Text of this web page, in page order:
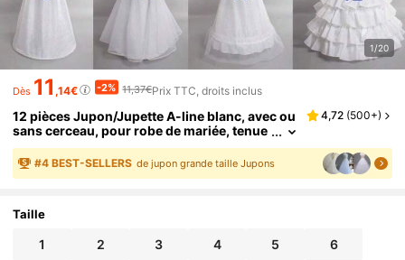
1/20
Dès 11 ,14€ -2% 11,37€Prix TTC, droits inclus
12 pièces Jupon/Jupette A-line blanc, avec ou
sans cerceau, pour robe de mariée, tenue
d'automne pour femmes
4,72 (500+)
#4 BEST-SELLERS de jupon grande taille Jupons
Taille
1 2 3 4 5 6